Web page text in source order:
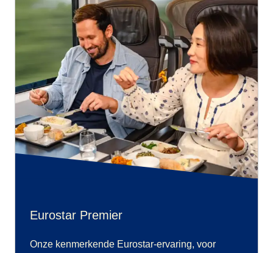
Eurostar Premier
Onze kenmerkende Eurostar-ervaring, voor